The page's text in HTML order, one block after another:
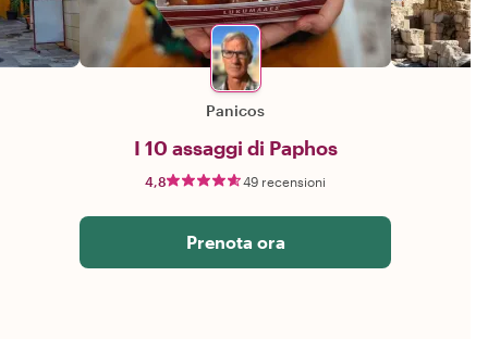
Panicos
I 10 assaggi di Paphos
4,8 49 recensioni
Prenota ora